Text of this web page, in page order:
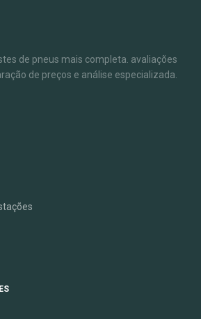
de pneus mais completa. avaliações
de preços e análise especializada.